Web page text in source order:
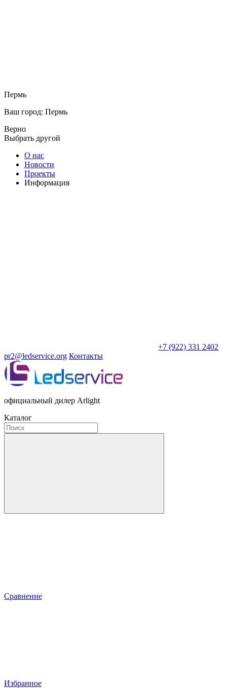
Пермь
Ваш город: Пермь
Верно
Выбрать другой
О нас
Новости
Проекты
Информация
+7 (922) 331 2402
pr2@ledservice.org Контакты
официальный дилер Arlight
Каталог
Сравнение
Избранное